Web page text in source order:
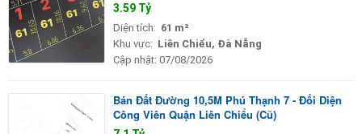
3.59 Tỷ
Diện tích: 61 m²
Khu vực: Liên Chiểu, Đà Nẵng
Cập nhật: 07/08/2026
Bán Đất Đường 10,5M Phú Thạnh 7 - Đối Diện
Công Viên Quận Liên Chiểu (Cũ)